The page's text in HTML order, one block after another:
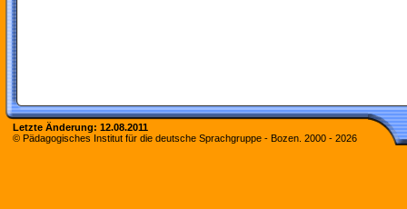
Letzte Änderung: 12.08.2011
© Pädagogisches Institut für die deutsche Sprachgruppe - Bozen. 2000 - 2026